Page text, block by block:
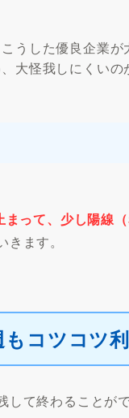
うした優良企業
大怪我しにくいの
まって、少し陽線
ます。
コツコツ
て終わることが